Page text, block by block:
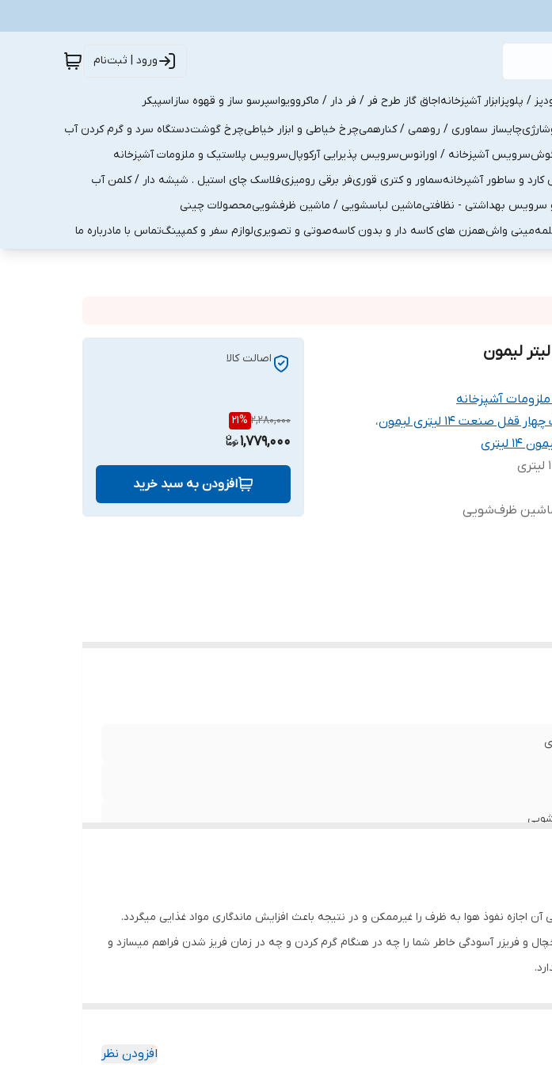
ورود | ثبت‌نام
/ پلوپزابزار آشپزخانهاجاق گاز طرح فر / فر دار / ماکروویواسپرسو ساز و قهوه سازاسپیکر
چایساز سماوری / روهمی / کنارهمیچرخ خیاطی و ابزار خیاطیچرخ گوشتدستگاه سرد و گرم کردن آب
سرویس آشپزخانه / اورانوسسرویس پذیرایی آرکوپالسرویس پلاستیک و ملزومات آشپزخانه
و ساطور آشپرخانهسماور و کتری قوریفر برقی رومیزیفلاسک چای استیل . شیشه دار / کلمن آب
و سرویس بهداشتی - نظافتیماشین لباسشویی / ماشین ظرفشوییمحصولات چینی
مینی واشهمزن های کاسه دار و بدون کاسهصوتی و تصویریلوازم سفر و کمپینگتماس با مادرباره ما
آشپزخانه
قفل صنعت 14 لیتری لیمون
،
ظرف‌شویی
اصالت کالا
2,280,000
21%
1,779,000
افزودن به سبد خرید
اجازه نفوذ هوا به ظرف را غیرممکن و در نتیجه باعث افزایش ماندگاری مواد غذایی میگردد.
و فریزر آسودگی خاطر شما را چه در هنگام گرم کردن و چه در زمان فریز شدن فراهم میسازد و
افزودن نظر